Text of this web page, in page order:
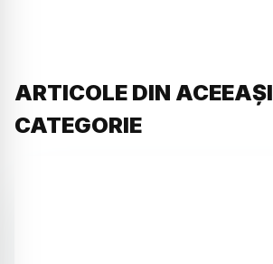
ARTICOLE DIN ACEEAȘI
CATEGORIE